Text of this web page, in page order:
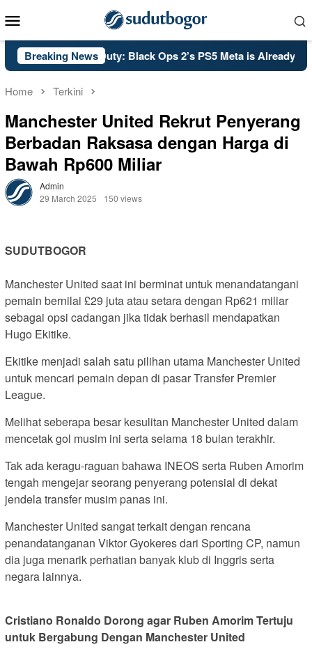
to
Menu
Breaking News
PSA: Call of Duty: Black Ops 2’s PS5 Meta is Already Set in
Home Terkini
Manchester United Rekrut Penyerang
Berbadan Raksasa dengan Harga di
Bawah Rp600 Miliar
Admin
29 March 2025
150 views
SUDUTBOGOR
Manchester United saat ini berminat untuk menandatangani
pemain bernilai £29 juta atau setara dengan Rp621 miliar
sebagai opsi cadangan jika tidak berhasil mendapatkan
Hugo Ekitike.
Ekitike menjadi salah satu pilihan utama Manchester United
untuk mencari pemain depan di pasar Transfer Premier
League.
Melihat seberapa besar kesulitan Manchester United dalam
mencetak gol musim ini serta selama 18 bulan terakhir.
Tak ada keragu-raguan bahawa INEOS serta Ruben Amorim
tengah mengejar seorang penyerang potensial di dekat
jendela transfer musim panas ini.
Manchester United sangat terkait dengan rencana
penandatanganan Viktor Gyokeres dari Sporting CP, namun
dia juga menarik perhatian banyak klub di Inggris serta
negara lainnya.
Cristiano Ronaldo Dorong agar Ruben Amorim Tertuju
untuk Bergabung Dengan Manchester United